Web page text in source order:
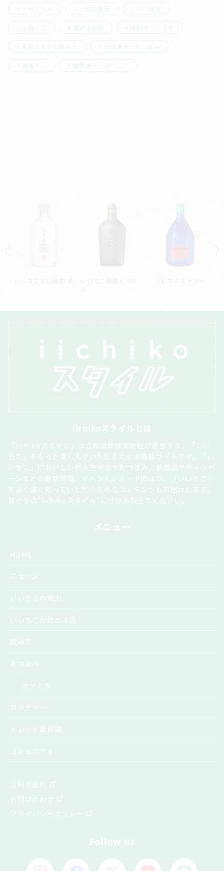
大分グルメ 小宮山雄飛 小川貞夫
山脇リコ 漬け込み酒 焼酎のつくり方
焼酎のオツな飲み方 社員激オシおつまみ
酒場メシ 開発者インタビュー
iichikoスタイルとは
「iichikoスタイル」は三和酒類株式会社が運営する、「いい
ちこ」をもっと楽しんでいただくための情報サイトです。「い
いちこ」のおいしい飲み方や合うおつまみ、新商品やキャンペ
ーンなどの最新情報、イベントレポートのほか、「いいちこ」
をより深く知っていただくためのコンテンツもお届けします。
皆さまの“iichikoスタイル”にぜひお役立てください。
メニュー
HOME
ニュース
いいちこの魅力
いいちこが飲める店
飲み方
おつまみ
カルチャー
トレンド最前線
コミュニティ
ご利用規約
お問い合わせ
プライバシーポリシー
Follow us